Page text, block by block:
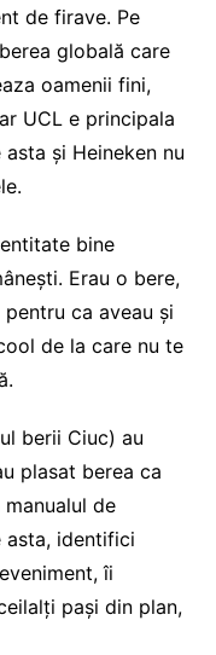
de firave. Pe
globală care
oamenii fini,
UCL e principala
și Heineken nu
bine
Erau o bere,
pentru ca aveau și
de la care nu te
berii Ciuc) au
plasat berea ca
de
asta, identifici
îi
pași din plan,